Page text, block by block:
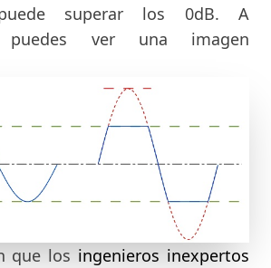
superar los 0dB. A
puedes ver una imagen
que los ingenieros inexpertos